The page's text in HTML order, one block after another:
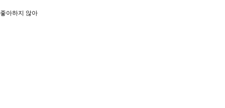
아하지 않아